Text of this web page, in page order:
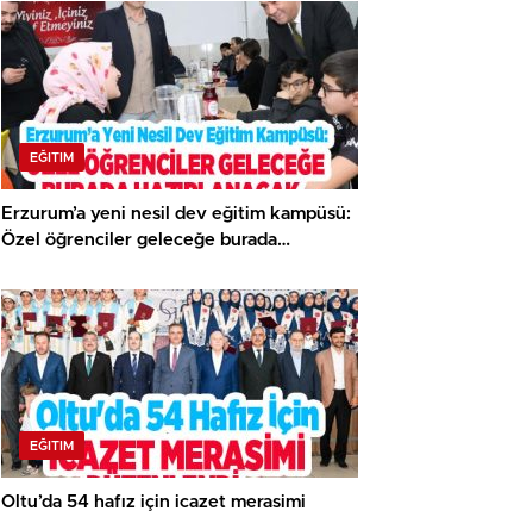
EĞITIM
Erzurum’a yeni nesil dev eğitim kampüsü:
Özel öğrenciler geleceğe burada
EĞITIM
Oltu’da 54 hafız için icazet merasimi